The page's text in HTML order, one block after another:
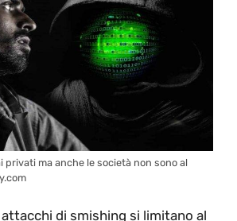
privati ma anche le società non sono al
di smishing si limitano al